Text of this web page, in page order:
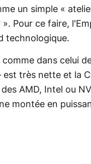
un simple «
Pour ce faire,
technologique.
dans celui
très nette et la
AMD, Intel ou
montée en